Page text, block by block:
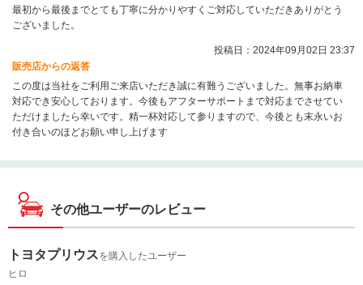
最初から最後までとても丁寧に分かりやすくご対応していただきありがとう
ございました。
投稿日：2024年09月02日 23:37
販売店からの返答
この度は当社をご利用ご来店いただき誠に有難うございました。無事お納車
対応でき安心しております。今後もアフターサポートまで対応までさせてい
ただけましたら幸いです。精一杯対応して参りますので、今後とも末永いお
付き合いのほどお願い申し上げます
その他ユーザーのレビュー
トヨタプリウスを購入したユーザー
ヒロ